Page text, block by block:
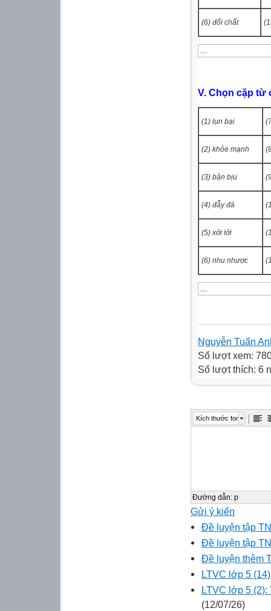
(6) đối chất
V. Chọn cặp từ
(1) lụn bại
(2) khỏe mạnh
(3) bận bịu
(4) đẫy đà
(5) xởi lởi
(6) nhu nhược
Nguyễn Tuấn
Số lượt xem:
Số lượt thích: 6
Kích thước font
Đường dẫn: p
Gửi ý kiến
Đề luyện tập
Đề luyện tập
Đề luyện thêm
LTVC lớp 5
LTVC lớp 5
(12/07/26)